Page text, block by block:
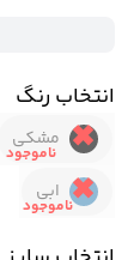
انتخاب رنگ
مشکی
ابی